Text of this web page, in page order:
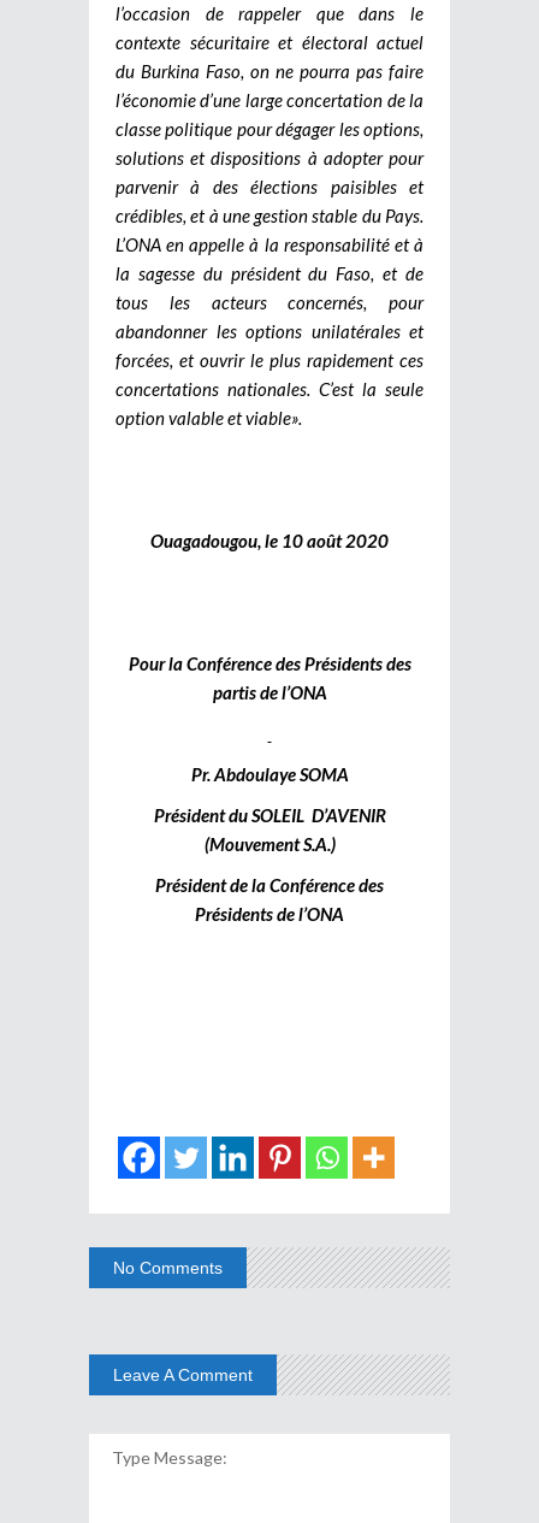
l’occasion de rappeler que dans le
contexte sécuritaire et électoral actuel
du Burkina Faso, on ne pourra pas faire
l’économie d’une large concertation de la
classe politique pour dégager les options,
solutions et dispositions à adopter pour
parvenir à des élections paisibles et
crédibles, et à une gestion stable du Pays.
L’ONA en appelle à la responsabilité et à
la sagesse du président du Faso, et de
tous les acteurs concernés, pour
abandonner les options unilatérales et
forcées, et ouvrir le plus rapidement ces
concertations nationales. C’est la seule
option valable et viable».
Ouagadougou, le 10 août 2020
Pour la Conférence des Présidents des
partis de l’ONA
Pr. Abdoulaye SOMA
Président du SOLEIL D’AVENIR
(Mouvement S.A.)
Président de la Conférence des
Présidents de l’ONA
No Comments
Leave A Comment